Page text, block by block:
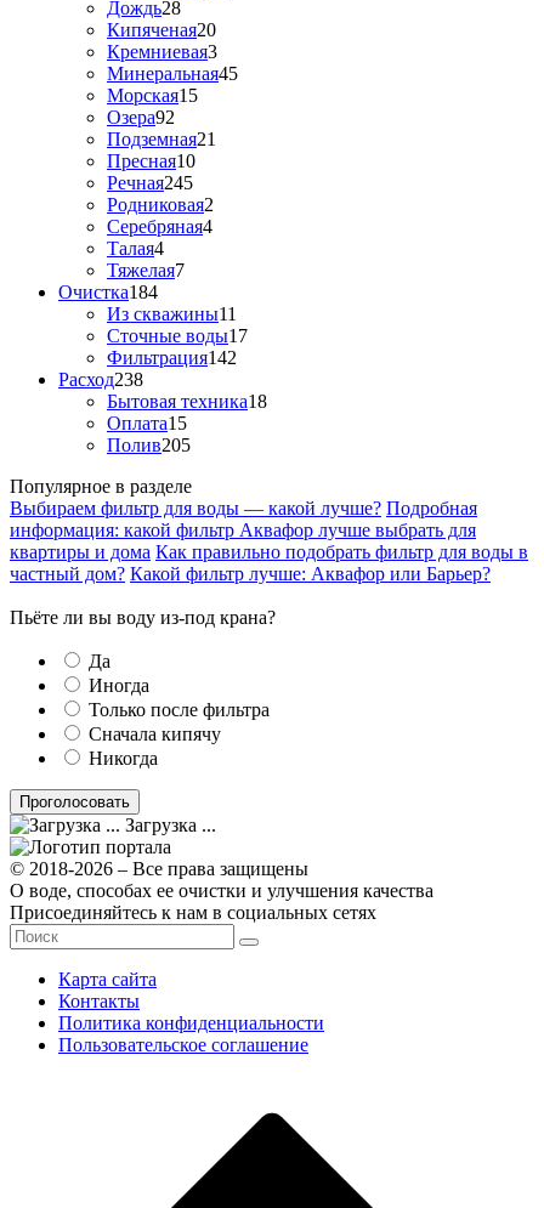
Дождь28
Кипяченая20
Кремниевая3
Минеральная45
Морская15
Озера92
Подземная21
Пресная10
Речная245
Родниковая2
Серебряная4
Талая4
Тяжелая7
Очистка184
Из скважины11
Сточные воды17
Фильтрация142
Расход238
Бытовая техника18
Оплата15
Полив205
Популярное в разделе
Выбираем фильтр для воды — какой лучше? Подробная
информация: какой фильтр Аквафор лучше выбрать для
квартиры и дома Как правильно подобрать фильтр для воды в
частный дом? Какой фильтр лучше: Аквафор или Барьер?
Пьёте ли вы воду из-под крана?
Да
Иногда
Только после фильтра
Сначала кипячу
Никогда
Загрузка ...
© 2018-2026 – Все права защищены
О воде, способах ее очистки и улучшения качества
Присоединяйтесь к нам в социальных сетях
Карта сайта
Контакты
Политика конфиденциальности
Пользовательское соглашение